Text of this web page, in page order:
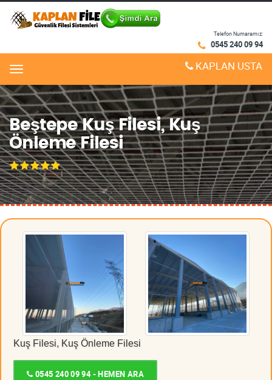
Telefon Numaramız:
0545 240 09 94
Menu KAPLAN USTA
Beştepe Kuş Filesi, Kuş
Önleme Filesi
Kuş Filesi, Kuş Önleme Filesi
0545 240 09 94 - HEMEN ARA